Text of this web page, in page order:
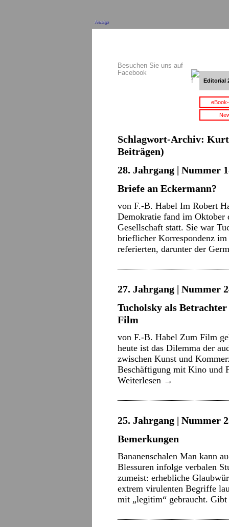
Anzeige
Besuchen Sie uns auf
Facebook
Editorial
Schlagwort-Archiv:
Beiträgen)
28. Jahrgang | Nummer
Briefe an Eckermann?
von F.-B. Habel Im Robert
Demokratie fand im Oktober
Gesellschaft statt. Sie war
brieflicher Korrespondenz
referierten, darunter der
27. Jahrgang | Nummer
Tucholsky als
Film
von F.-B. Habel Zum Film
heute ist das Dilemma der
zwischen Kunst und
Beschäftigung mit Kino und
Weiterlesen →
25. Jahrgang | Nummer
Bemerkungen
Bananenschalen Man kann
Blessuren infolge verbalen
zumeist: erhebliche
extrem virulenten Begriffe
mit „legitim“ gebraucht.